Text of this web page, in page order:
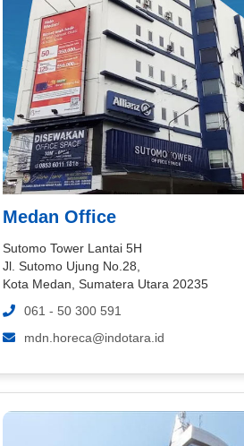
Medan Office
Sutomo Tower Lantai 5H
Jl. Sutomo Ujung No.28,
Kota Medan, Sumatera Utara 20235
061 - 50 300 591
mdn.horeca@indotara.id